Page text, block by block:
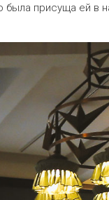
была присуща ей в